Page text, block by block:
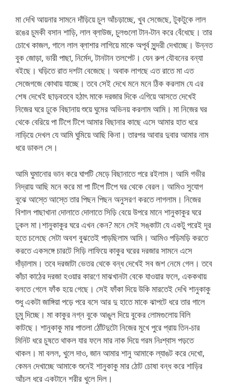
মা দেখি আয়নার সামনে দাঁড়িয়ে চুল আঁচড়াচ্ছে, খুব সেজেছে, টুকটুকে লাল
রঙের চুমকী বসান শাড়ি, লাল ব্লাউজ, চুলগুলো টান-টান করে বেঁধেছে। তার
চোখে কাজল, গালে লাল ব্লাশার লাগিয়ে মাকে অপূর্ব সুন্দরী দেখাচ্ছে। উন্নত
বুক জোড়া, ভারী পাছা, নির্মেদ, টানটান তলপেট। যেন রুপ যৌবনের বন্যা
বইছে। ঘড়িতে রাত দশটা বেজেছে। অবাক লাগছে এত রাতে মা এত
সেজেগজে কোথায় যাচ্ছে। তবে সেই দেখে মনে মনে ঠিক করলাম যে এর
শেষ দেখেই ছাড়বতবে হঠাৎ মাকে দরজার দিকে এগিয়ে আসতে দেখেই
নিজের ঘরে ঢুকে বিছানায় শুয়ে ঘুমের অভিনয় করলাম আমি। মা নিজের ঘর
থেকে বেরিয়ে পা টিপে টিপে আমার বিছানার কাছে এসে আমার হাত ধরে
নাড়িয়ে দেখল যে আমি ঘুমিয়ে আছি কিনা। তারপর আবার দুবার আমার নাম
ধরে ডাকল সে।
আমি ঘুমানোর ভান করে ঘাপটি মেড়ে বিছানাতে পরে রইলাম। আমি গভীর
নিদ্রায় আছি মনে করে মা পা টিপে টিপে ঘর থেকে বেরল। আমিও সুযোগ
বুঝে আস্তে আস্তে তার পিছন পিছন অনুসরণ করতে লাগলাম। নিজের
বিশাল পাছাখানা দোলাতে দোলাতে সিড়ি বেয়ে উপরে মানে শানুকাকুর ঘরে
ঢুকল মা।শানুকাকুর ঘরে এখন কেন? মনে সেই সঙ্কাটা যে একটু পরেই দূর
হতে চলেছে সেটা অবশ বুঝতেই পাড়ছিলাম আমি। আমিও পড়িমড়ি করতে
করতে একসঙ্গে চারটে সিড়ি লাফিয়ে কাকুর ঘরের দরজার সামনে এসে
দাঁড়ালাম। তবে দরজাটা ভেতর থেকে বন্ধ দেখেই সব জশ নেমে গেল। তবে
কাঁচা কাঠের দরজা হওয়ার কারণে মাঝখানটা বেকে যাওয়ার ফলে, এককথায়
বলতে গেলে ফাঁক হয়ে গেছে। সেই ফাঁকা দিয়ে উকি মারতেই দেখি শানুকাকু
শুধু একটা জাঙ্গিয়া পড়ে পরে বসে আর দু হাতে মাকে ঝাপটে ধরে তার গালে
চুমু দিচ্ছে। মা কাকুর নগ্ন বুকে আঙুল দিয়ে বুকের লোমগুলোয় বিলি
কাটছে। শানুকাকু মার পাতলা ঠোঁটদুটো নিজের মুখে পুরে প্রায় তিন-চার
মিনিট ধরে চুষতে থাকল যার ফলে মার নাক দিয়ে গরম নিঃশ্বাস পড়তে
থাকল। মা বলল, খুলে দাও, জান আমার শানু আমাকে ল্যাঙট করে দেখো,
কেমন দেখাচ্ছে আমাকে শুনেই শানুকাকু মার ঠোট চোষা বন্ধ করে শাড়ির
আঁচল ধরে একটানে শরীর খুলে দিল।